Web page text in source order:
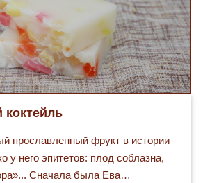
прославленный фрукт в истории
у него эпитетов: плод соблазна,
Сначала была Ева…